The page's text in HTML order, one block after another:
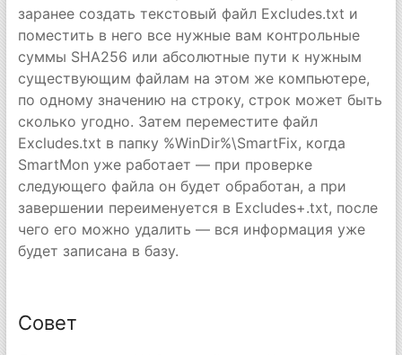
заранее создать текстовый файл Excludes.txt и
поместить в него все нужные вам контрольные
суммы SHA256 или абсолютные пути к нужным
существующим файлам на этом же компьютере,
по одному значению на строку, строк может быть
сколько угодно. Затем переместите файл
Excludes.txt в папку %WinDir%\SmartFix, когда
SmartMon уже работает — при проверке
следующего файла он будет обработан, а при
завершении переименуется в Excludes+.txt, после
чего его можно удалить — вся информация уже
будет записана в базу.
Совет